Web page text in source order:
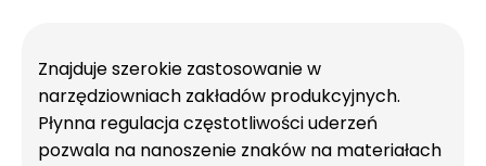
Znajduje szerokie zastosowanie w
narzędziowniach zakładów produkcyjnych.
Płynna regulacja częstotliwości uderzeń
pozwala na nanoszenie znaków na materiałach